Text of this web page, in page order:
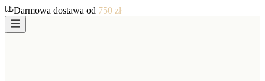
Darmowa dostawa od 750 zł